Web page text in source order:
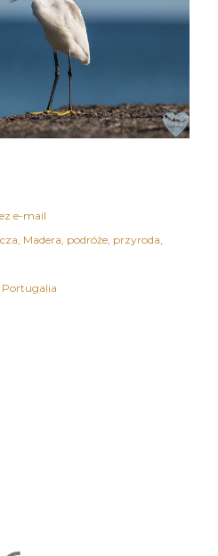
e-mail
Madera podróże przyroda
Portugalia